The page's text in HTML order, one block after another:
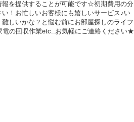
を提供することが可能です☆初期費用の分
！お忙しいお客様にも嬉しいサービス♪い
しいかな？と悩む前にお部屋探しのライフ
電の回収作業etc..お気軽にご連絡ください★